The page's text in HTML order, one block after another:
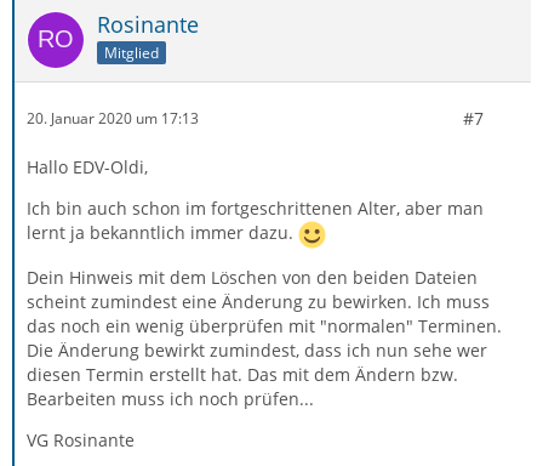
Rosinante
Mitglied
20. Januar 2020 um 17:13 #7
Hallo EDV-Oldi,
Ich bin auch schon im fortgeschrittenen Alter, aber man
lernt ja bekanntlich immer dazu.
Dein Hinweis mit dem Löschen von den beiden Dateien
scheint zumindest eine Änderung zu bewirken. Ich muss
das noch ein wenig überprüfen mit "normalen" Terminen.
Die Änderung bewirkt zumindest, dass ich nun sehe wer
diesen Termin erstellt hat. Das mit dem Ändern bzw.
Bearbeiten muss ich noch prüfen...
VG Rosinante